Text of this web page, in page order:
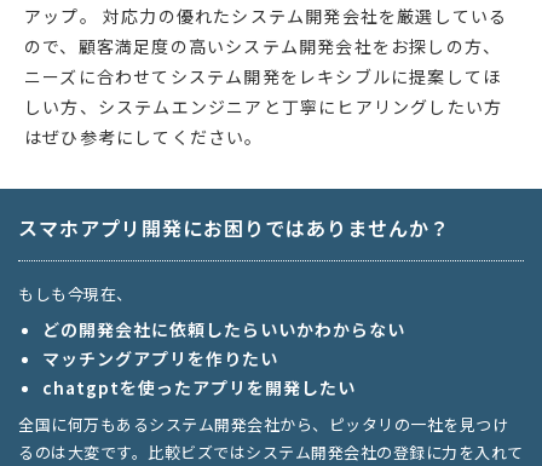
アップ。 対応力の優れたシステム開発会社を厳選している
ので、顧客満足度の高いシステム開発会社をお探しの方、
ニーズに合わせてシステム開発をレキシブルに提案してほ
しい方、システムエンジニアと丁寧にヒアリングしたい方
はぜひ参考にしてください。
スマホアプリ開発にお困りではありませんか？
もしも今現在、
どの開発会社に依頼したらいいかわからない
マッチングアプリを作りたい
chatgptを使ったアプリを開発したい
全国に何万もあるシステム開発会社から、ピッタリの一社を見つけ
るのは大変です。比較ビズではシステム開発会社の登録に力を入れて